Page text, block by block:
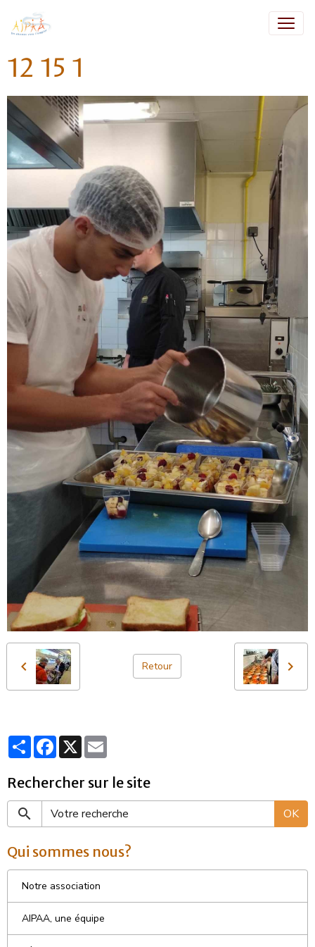
12 15 1
Retour
PartagerFacebook
X
Rechercher sur le site
OK
Qui sommes nous?
Notre association
AIPAA, une équipe